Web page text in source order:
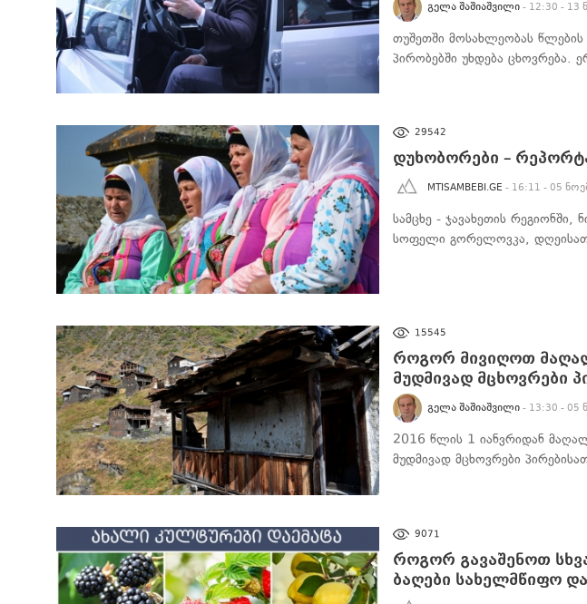
ᲒᲔᲚᲐ ᲨᲐᲨᲘᲐᲨᲕᲘᲚᲘ - 12:30 - 13
თუშეთში მოსახლეობას წლების
პირობებში უხდება
29542
დუხობორები –
MTISAMBEBI.GE - 16:11 - 05
სამცხე - ჯავახეთის რეგიონში,
სოფელი გორელოვკა,
15545
როგორ მივიღოთ
მუდმივად მცხოვრები
ᲒᲔᲚᲐ ᲨᲐᲨᲘᲐᲨᲕᲘᲚᲘ - 13:30 - 05
2016 წლის 1 იანვრიდან
მუდმივად მცხოვრები
9071
როგორ გავაშენოთ
ბაღები სახელმწიფო